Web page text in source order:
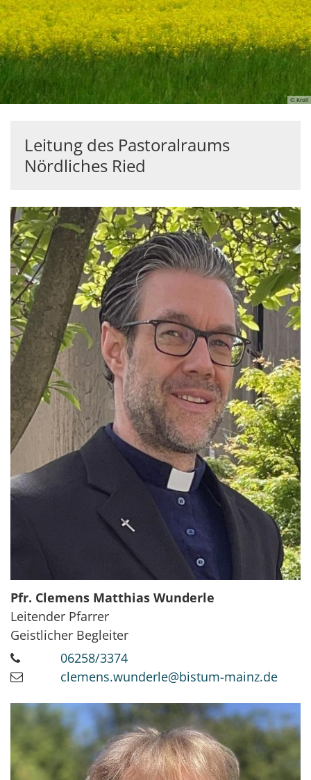
© Kroll
Leitung des Pastoralraums
Nördliches Ried
Pfr. Clemens Matthias Wunderle
Leitender Pfarrer
Geistlicher Begleiter
06258/3374
clemens.wunderle@bistum-mainz.de